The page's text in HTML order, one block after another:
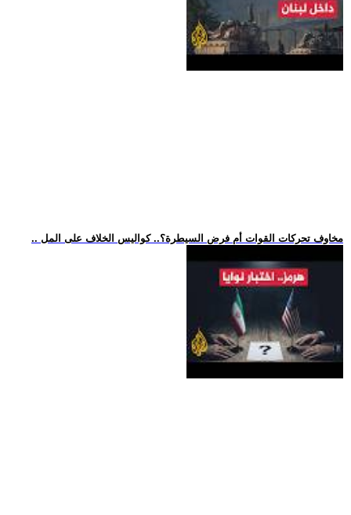
.. مخاوف تحركات القوات أم فرض السيطرة؟.. كواليس الخلاف على المل